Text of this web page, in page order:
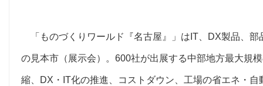
「ものづくりワールド『名古屋』」はIT、DX製品、部
の見本市（展示会）。600社が出展する中部地方最大規
縮、DX・IT化の推進、コストダウン、工場の省エネ・